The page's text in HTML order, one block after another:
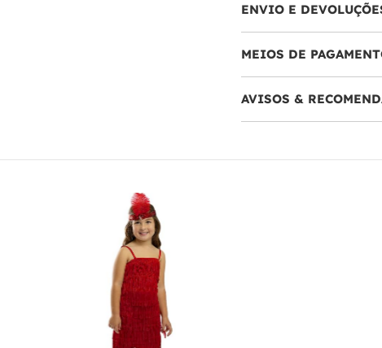
ENVIO E
MEIOS DE
AVISOS &